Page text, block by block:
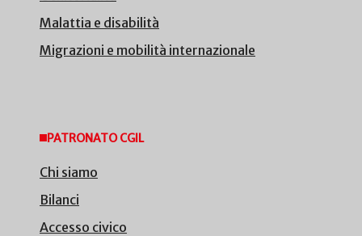
Malattia e disabilità
Migrazioni e mobilità internazionale
PATRONATO CGIL
Chi siamo
Bilanci
Accesso civico